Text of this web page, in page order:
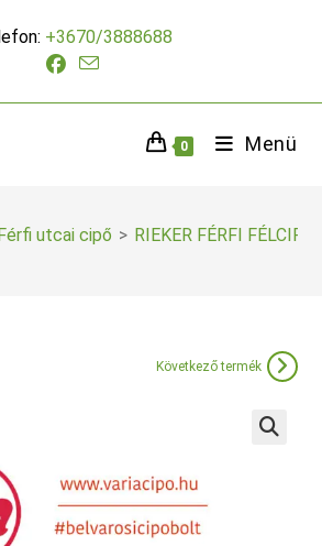
+3670/3888688
0 Menü
utcai cipő > RIEKER FÉRFI FÉLCIPŐ
Következő termék